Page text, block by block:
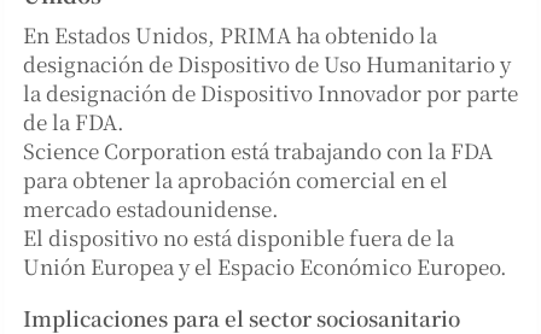
En Estados Unidos, PRIMA ha obtenido la
designación de Dispositivo de Uso Humanitario y
la designación de Dispositivo Innovador por parte
de la FDA.
Science Corporation está trabajando con la FDA
para obtener la aprobación comercial en el
mercado estadounidense.
El dispositivo no está disponible fuera de la
Unión Europea y el Espacio Económico Europeo.
Implicaciones para el sector sociosanitario